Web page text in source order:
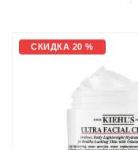
СКИДКА 20 %